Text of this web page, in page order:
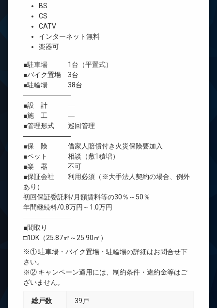
BS
CS
CATV
インターネット無料
楽器可
■駐車場 1台（平置式）
■バイク置場 3台
■駐輪場 38台
―――――――
■設 計 ―
■施 工 ―
■管理形式 巡回管理
―――――――
■保 険 借家人賠償付き火災保険要加入
■ペット 相談（敷1積増）
■楽 器 不可
■保証会社 利用必須（※大手法人契約の場合、例外
あり）
初回保証委託料/月額賃料等の30％～50％
年間継続料/0.8万円～1.0万円
―――――――
■間取り
□1DK（25.87㎡～25.90㎡）
※① 駐車場・バイク置場・駐輪場の詳細はお問合せ下
さい。
※② キャンペーン適用には、制約条件・違約金等はご
ざいません。
総戸数 39戸